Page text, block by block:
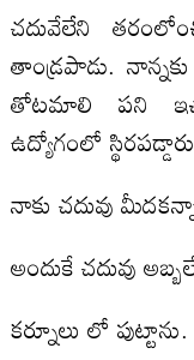
చదువేలేని
తాండ్రపాడు.
తోటమాలి పని
ఉద్యోగంలో
నాకు చదువు
అందుకే చదువు
కర్నూలు లో పుట్టాను.